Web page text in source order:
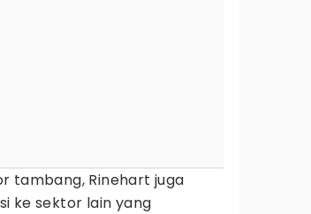
tambang, Rinehart juga
ke sektor lain yang